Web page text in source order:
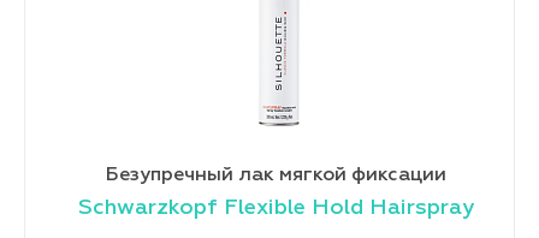
Безупречный лак мягкой фиксации
Schwarzkopf Flexible Hold Hairspray